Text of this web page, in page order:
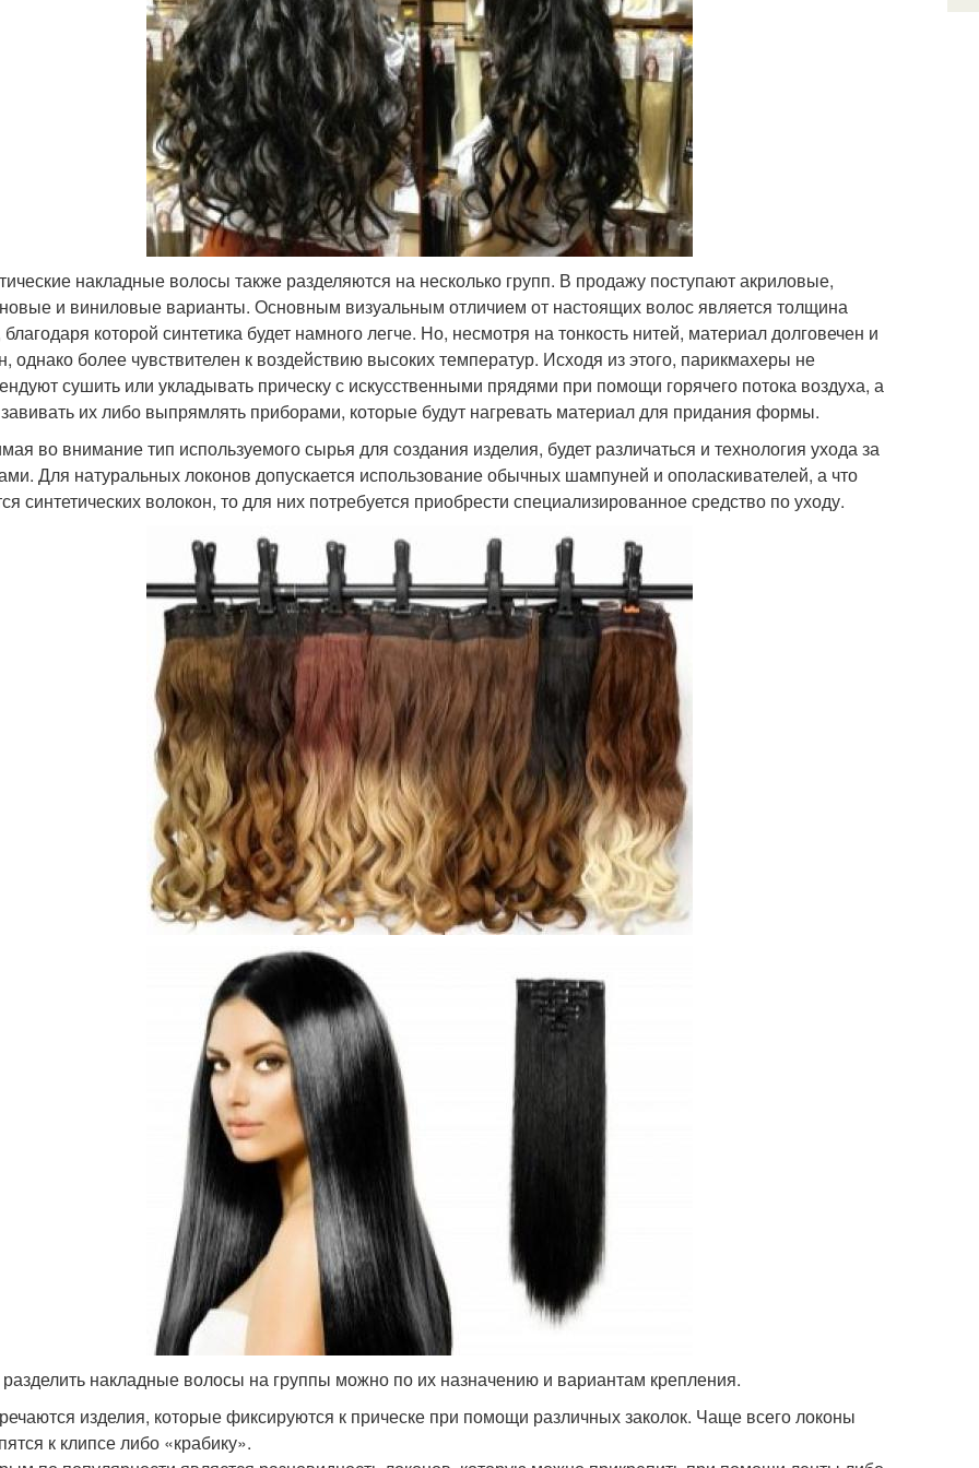
накладные волосы также разделяются на несколько групп. В продажу поступают акриловые,
и виниловые варианты. Основным визуальным отличием от настоящих волос является толщина
благодаря которой синтетика будет намного легче. Но, несмотря на тонкость нитей, материал долговечен и
однако более чувствителен к воздействию высоких температур. Исходя из этого, парикмахеры не
сушить или укладывать прическу с искусственными прядями при помощи горячего потока воздуха, а
их либо выпрямлять приборами, которые будут нагревать материал для придания формы.
во внимание тип используемого сырья для создания изделия, будет различаться и технология ухода за
Для натуральных локонов допускается использование обычных шампуней и ополаскивателей, а что
синтетических волокон, то для них потребуется приобрести специализированное средство по уходу.
накладные волосы на группы можно по их назначению и вариантам крепления.
изделия, которые фиксируются к прическе при помощи различных заколок. Чаще всего локоны
к клипсе либо «крабику».